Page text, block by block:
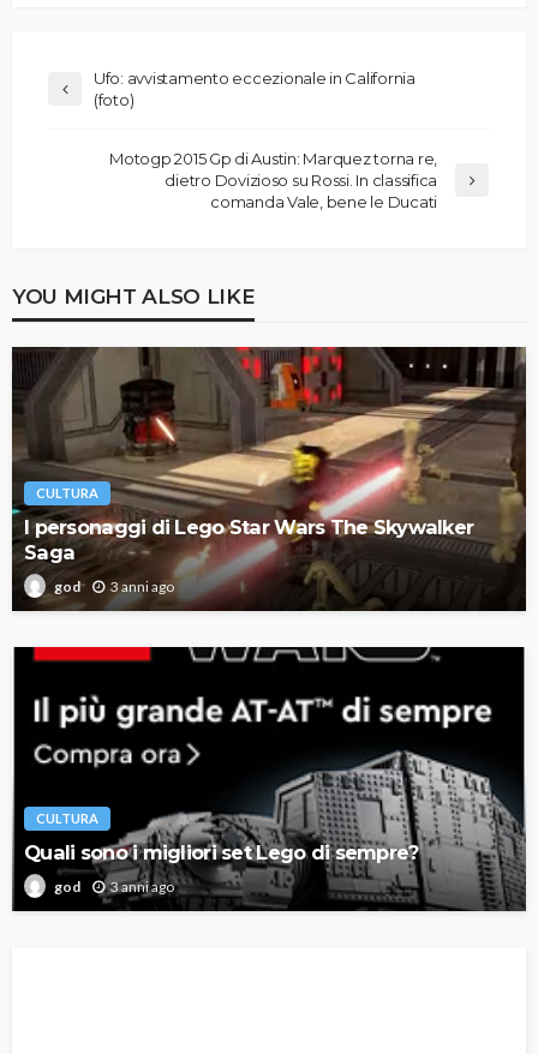
Ufo: avvistamento eccezionale in California
(foto)
Motogp 2015 Gp di Austin: Marquez torna re,
dietro Dovizioso su Rossi. In classifica
comanda Vale, bene le Ducati
YOU MIGHT ALSO LIKE
CULTURA
I personaggi di Lego Star Wars The Skywalker
Saga
god 3 anni ago
CULTURA
Quali sono i migliori set Lego di sempre?
god 3 anni ago